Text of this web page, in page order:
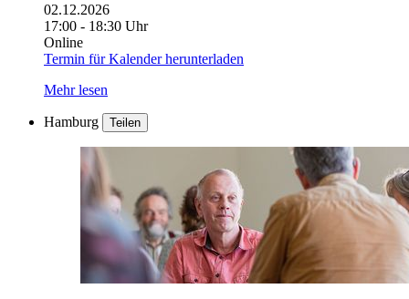
02.12.2026
17:00 - 18:30 Uhr
Online
Termin für Kalender herunterladen
Mehr lesen
Hamburg Teilen